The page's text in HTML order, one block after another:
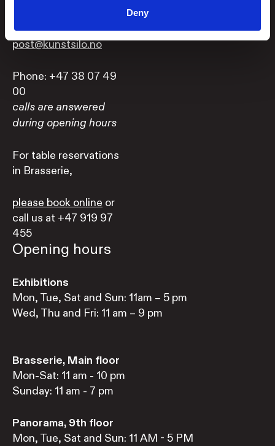
Deny
post@kunstsilo.no
Phone: +47 38 07 49
00
calls are answered
during opening hours
For table reservations
in Brasserie,
please book online or
call us at +47 919 97
455
Opening hours
Exhibitions
Mon, Tue, Sat and Sun: 11am – 5 pm
Wed, Thu and Fri: 11 am – 9 pm
Brasserie, Main floor
Mon-Sat: 11 am - 10 pm
Sunday: 11 am - 7 pm
Panorama, 9th floor
Mon, Tue, Sat and Sun: 11 AM - 5 PM